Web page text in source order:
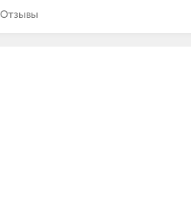
Отзывы